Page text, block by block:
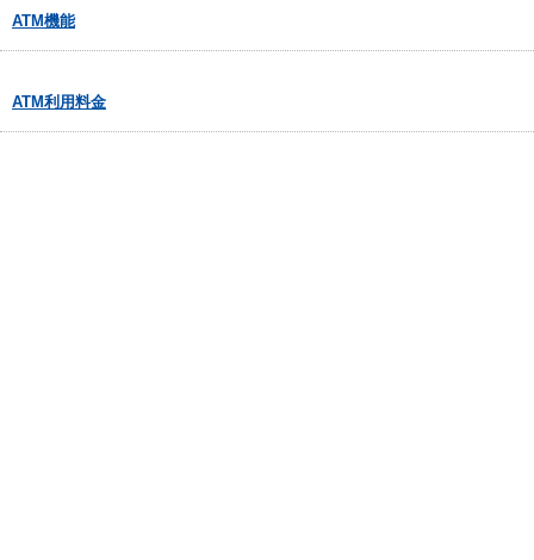
ATM機能
ATM利用料金